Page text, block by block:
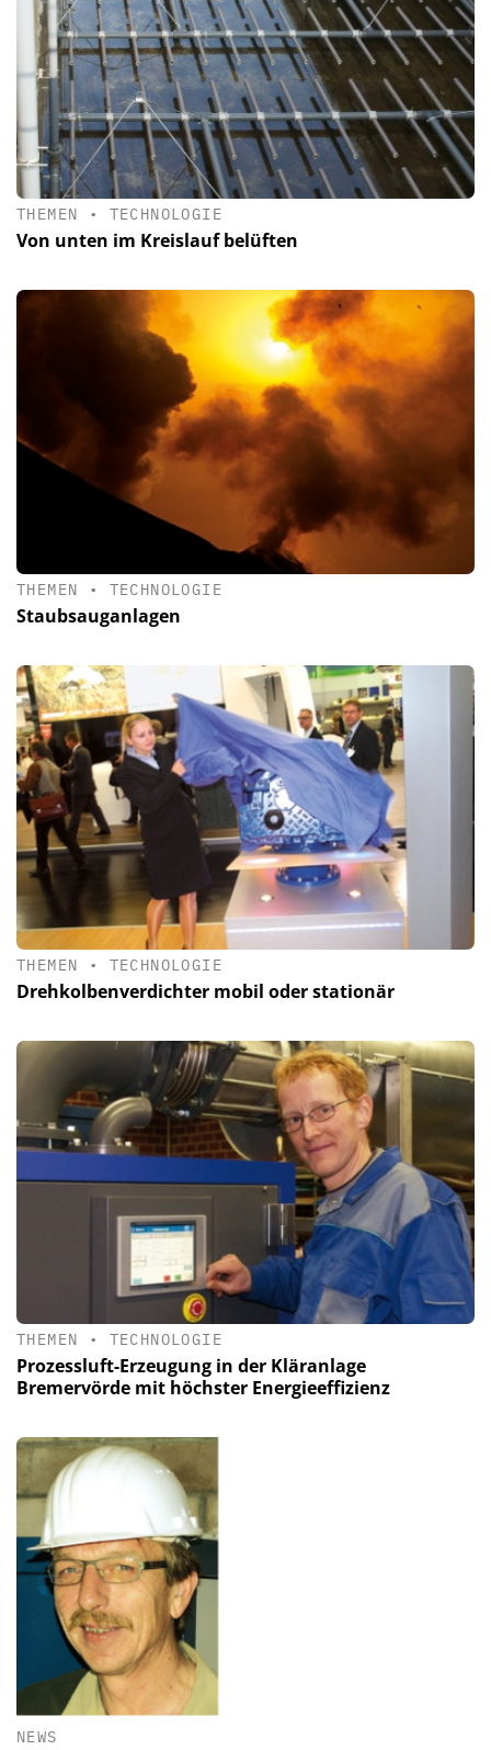
THEMEN • TECHNOLOGIE
Von unten im Kreislauf belüften
THEMEN • TECHNOLOGIE
Staubsauganlagen
THEMEN • TECHNOLOGIE
Drehkolbenverdichter mobil oder stationär
THEMEN • TECHNOLOGIE
Prozessluft-Erzeugung in der Kläranlage
Bremervörde mit höchster Energieeffizienz
NEWS